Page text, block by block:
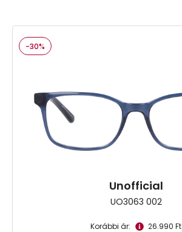
-30%
Unofficial
UO3063 002
Korábbi ár: 26.990 Ft